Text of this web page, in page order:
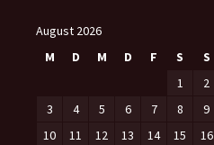
August 2026
M
D M D F S
S
1
2
3
4 5 6 7 8
9
10
11 12 13 14 15
16